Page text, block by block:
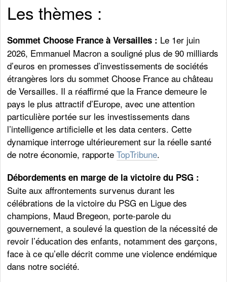
Les thèmes :
Sommet Choose France à Versailles : Le 1er juin
2026, Emmanuel Macron a souligné plus de 90 milliards
d’euros en promesses d’investissements de sociétés
étrangères lors du sommet Choose France au château
de Versailles. Il a réaffirmé que la France demeure le
pays le plus attractif d’Europe, avec une attention
particulière portée sur les investissements dans
l’intelligence artificielle et les data centers. Cette
dynamique interroge ultérieurement sur la réelle santé
de notre économie, rapporteTopTribune.
Débordements en marge de la victoire du PSG :
Suite aux affrontements survenus durant les
célébrations de la victoire du PSG en Ligue des
champions, Maud Bregeon, porte-parole du
gouvernement, a soulevé la question de la nécessité de
revoir l’éducation des enfants, notamment des garçons,
face à ce qu’elle décrit comme une violence endémique
dans notre société.